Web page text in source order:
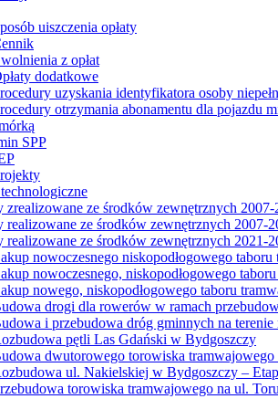
uiszczenia opłaty
z opłat
dodatkowe
uzyskania identyfikatora osoby
otrzymania abonamentu dla pojazdu
SPP
zrealizowane ze środków zewnętrznych 2007-
realizowane ze środków zewnętrznych 2007-
realizowane ze środków zewnętrznych 2021-
nowoczesnego niskopodłogowego
nowoczesnego, niskopodłogowego
nowego, niskopodłogowego taboru
drogi dla rowerów w ramach
i przebudowa dróg gminnych na terenie
pętli Las Gdański w Bydgoszczy
dwutorowego torowiska
ul. Nakielskiej w Bydgoszczy –
torowiska tramwajowego na ul.